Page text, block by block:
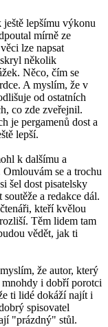
lepšímu výkonu
mírně ze
lze napsat
několik
Něco, čím se
A myslím, že v
od ostatních
co zde zveřejnil.
je pergamenů dost a
lepší.
k dalšímu a
se a trochu
šel dost pisatelsky
a redakce dál.
kteří kvělou
Těm lidem tam
vědět, jak ti
že autor, který
i dobří porotci
ti lidé dokáží najít i
spisovatel
"prázdný" stůl.